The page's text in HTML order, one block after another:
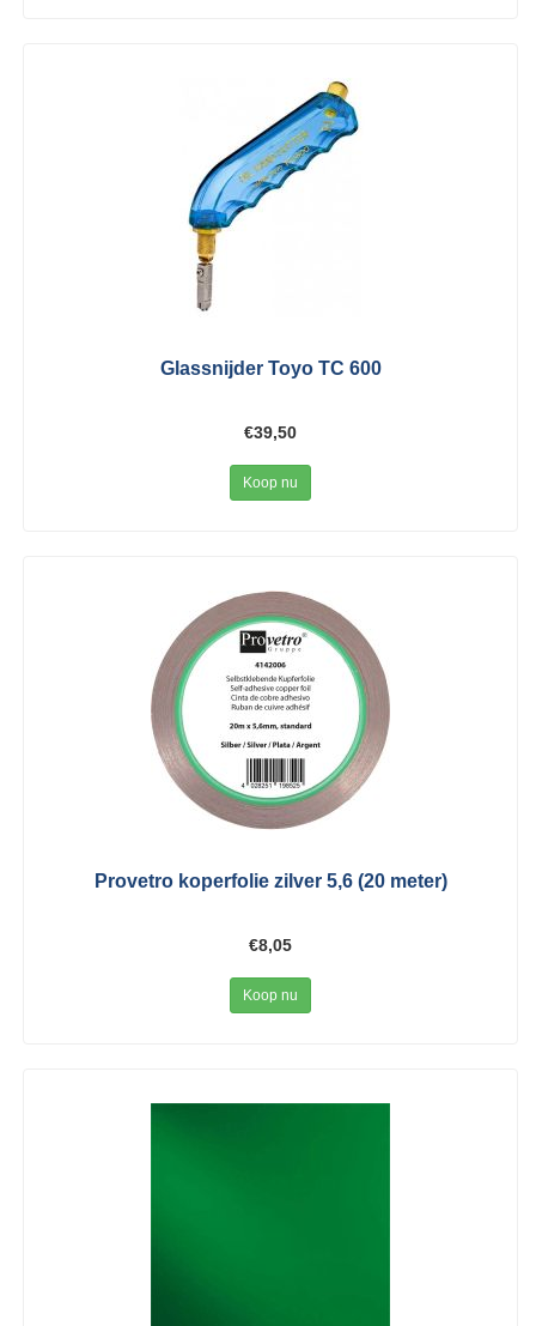
Glassnijder Toyo TC 600
€39,50
Koop nu
Provetro koperfolie zilver 5,6 (20 meter)
€8,05
Koop nu